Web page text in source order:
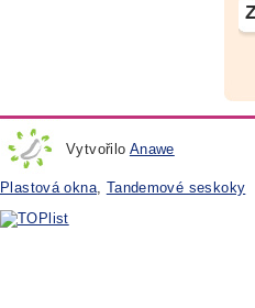
Vytvořilo Anawe
Plastová okna, Tandemové seskoky